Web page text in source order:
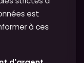
est
à ces